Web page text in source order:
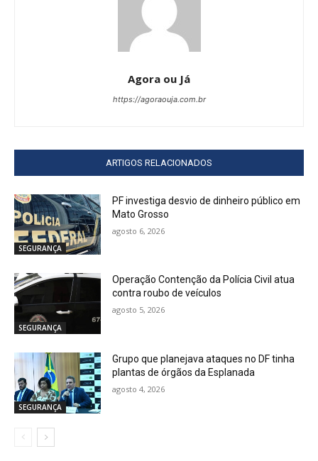
Agora ou Já
https://agoraouja.com.br
ARTIGOS RELACIONADOS
SEGURANÇA
PF investiga desvio de dinheiro público em
Mato Grosso
agosto 6, 2026
SEGURANÇA
Operação Contenção da Polícia Civil atua
contra roubo de veículos
agosto 5, 2026
SEGURANÇA
Grupo que planejava ataques no DF tinha
plantas de órgãos da Esplanada
agosto 4, 2026